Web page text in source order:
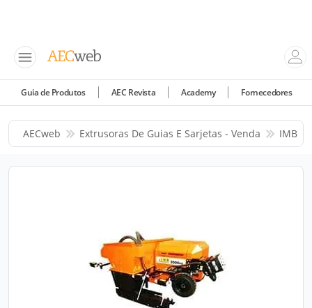
Guia de Produtos AEC Revista Academy Fornecedores
AECweb Extrusoras De Guias E Sarjetas - Venda IMB